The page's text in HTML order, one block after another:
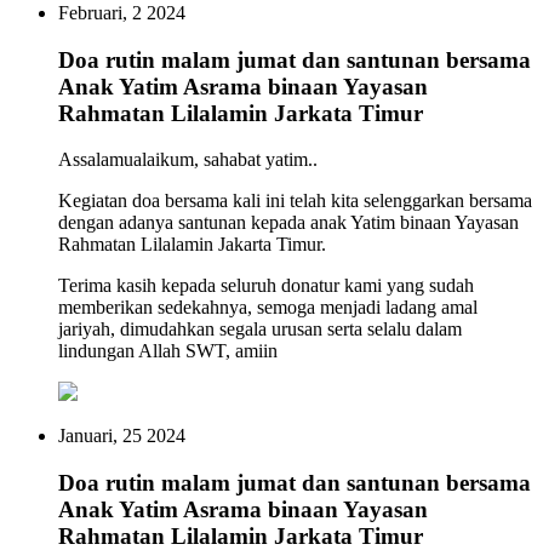
Februari, 2 2024
Doa rutin malam jumat dan santunan bersama
Anak Yatim Asrama binaan Yayasan
Rahmatan Lilalamin Jarkata Timur
Assalamualaikum, sahabat yatim..
Kegiatan doa bersama kali ini telah kita selenggarkan bersama
dengan adanya santunan kepada anak Yatim binaan Yayasan
Rahmatan Lilalamin Jakarta Timur.
Terima kasih kepada seluruh donatur kami yang sudah
memberikan sedekahnya, semoga menjadi ladang amal
jariyah, dimudahkan segala urusan serta selalu dalam
lindungan Allah SWT, amiin
Januari, 25 2024
Doa rutin malam jumat dan santunan bersama
Anak Yatim Asrama binaan Yayasan
Rahmatan Lilalamin Jarkata Timur